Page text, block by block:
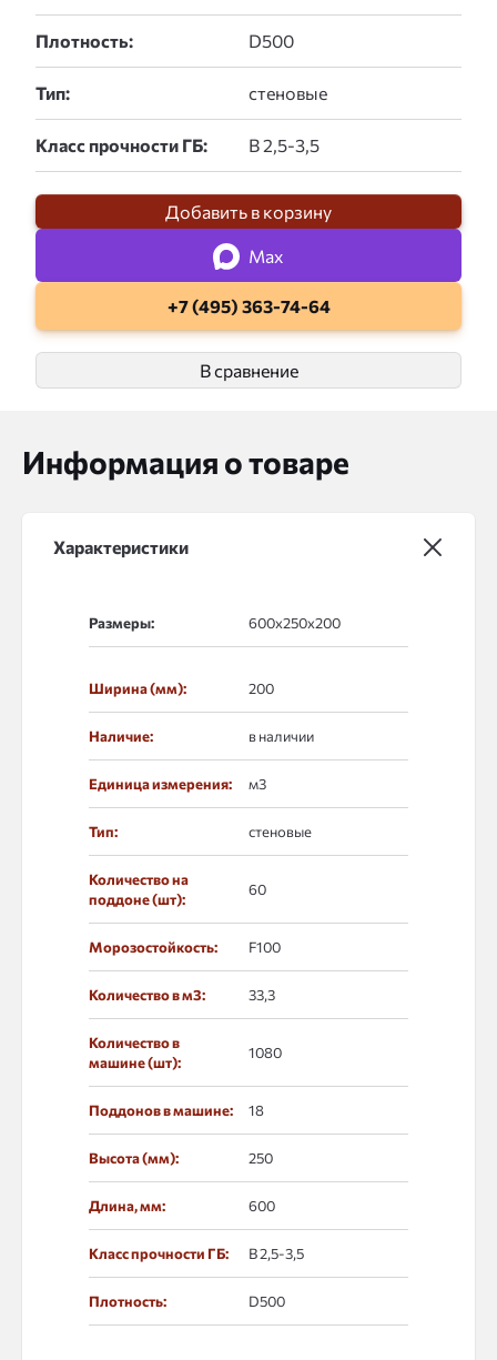
Плотность:
Тип:
Класс прочности ГБ:
Добавить в корзину
Max
+7 (495) 363-74-64
В сравнение
Информация о товаре
Характеристики
Размеры:
Ширина (мм): 200
Наличие: в наличии
Единица измерения: м3
Тип: стеновые
Количество на
поддоне (шт):
60
Морозостойкость: F100
Количество в м3: 33,3
Количество в
машине (шт):
1080
Поддонов в машине: 18
Высота (мм): 250
Длина, мм: 600
Класс прочности ГБ: В 2,5-3,5
Плотность: D500